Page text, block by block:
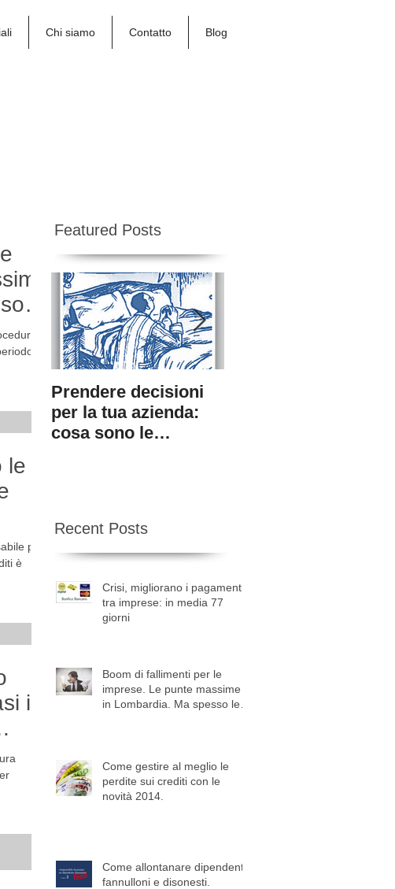
Chi siamo Contatto Blog
le
le
per
è
il
Featured Posts
Prendere decisioni
per la tua azienda:
cosa sono le
Recent Posts
Crisi, migliorano i pagamenti
tra imprese: in media 77
giorni
Boom di fallimenti per le
imprese. Le punte massime
in Lombardia. Ma spesso le
Come gestire al meglio le
perdite sui crediti con le
novità 2014.
Come allontanare dipendenti
fannulloni e disonesti.